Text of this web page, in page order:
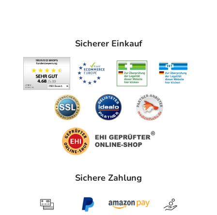
bei jahrelanger Mangel- und Fehlernährung (zum
Beispiel durch streng vegetarische Kost),
durch angeborene Vitamin B12-Transportstörungen
bei Malabsorption (ungenügender Aufnahme von
Vitamin B12 im Darm)
durch ungenügende Produktion des intrinsic factor
(ein Eiweiß, das in der Magenschleimhaut
gebildet und zur Aufnahme von Vitamin B12 benötigt
durch Erkrankungen im Endabschnitt des Ileums, zum
durch Fischbandwurm,
Darmverlaufs nach Magenoperation).
Sicherer Einkauf
Sichere Zahlung